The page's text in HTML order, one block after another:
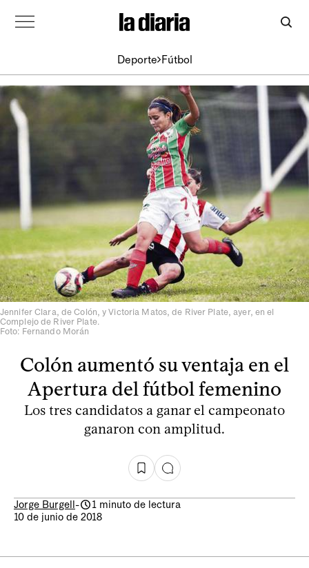
Deporte Fútbol
Jennifer Clara, de Colón, y Victoria Matos, de River Plate, ayer, en el
Complejo de River Plate.
Foto: Fernando Morán
Colón aumentó su ventaja en el
Apertura del fútbol femenino
Los tres candidatos a ganar el campeonato
ganaron con amplitud.
Jorge Burgell-
1 minuto de lectura
10 de junio de 2018